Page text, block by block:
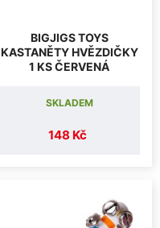
BIGJIGS TOYS
KASTANĚTY HVĚZDIČKY
1 KS ČERVENÁ
148 Kč
SKLADEM